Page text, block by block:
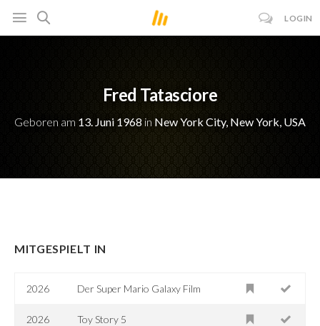
LOGIN
Fred Tatasciore
Geboren am 13. Juni 1968 in New York City, New York, USA
MITGESPIELT IN
2026 Der Super Mario Galaxy Film
2026 Toy Story 5